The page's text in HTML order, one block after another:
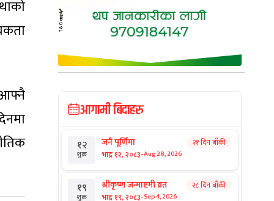
आफ्नै
आगामी बिदाहरु
१२
शुक्र
जनै पूर्णिमा
भाद्र १२, २०८३-Aug 28, 2026
२१ दिन बाँकी
१९
शुक्र
श्रीकृष्ण जन्माष्टमी व्रत
भाद्र १९, २०८३-Sep 4, 2026
२८ दिन बाँकी